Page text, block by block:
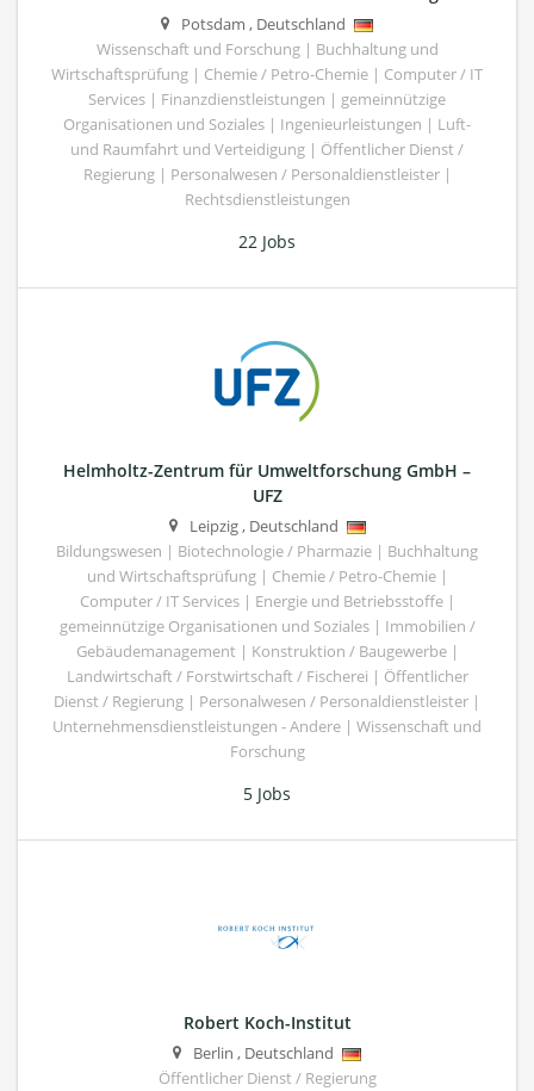
Potsdam , Deutschland
Wissenschaft und Forschung | Buchhaltung und
Wirtschaftsprüfung | Chemie / Petro-Chemie | Computer / IT
Services | Finanzdienstleistungen | gemeinnützige
Organisationen und Soziales | Ingenieurleistungen | Luft-
und Raumfahrt und Verteidigung | Öffentlicher Dienst /
Regierung | Personalwesen / Personaldienstleister |
Rechtsdienstleistungen
22 Jobs
Helmholtz-Zentrum für Umweltforschung GmbH –
UFZ
Leipzig, Deutschland
Bildungswesen | Biotechnologie / Pharmazie | Buchhaltung
und Wirtschaftsprüfung | Chemie / Petro-Chemie |
Computer / IT Services | Energie und Betriebsstoffe |
gemeinnützige Organisationen und Soziales | Immobilien /
Gebäudemanagement | Konstruktion / Baugewerbe |
Landwirtschaft / Forstwirtschaft / Fischerei | Öffentlicher
Dienst / Regierung | Personalwesen / Personaldienstleister |
Unternehmensdienstleistungen - Andere | Wissenschaft und
Forschung
5 Jobs
Robert Koch-Institut
Berlin , Deutschland
Öffentlicher Dienst / Regierung